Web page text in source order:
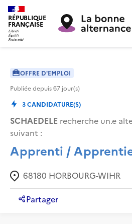
RÉPUBLIQUE
FRANÇAISE
OFFRE D'EMPLOI
Publiée depuis67 jour(s)
3CANDIDATURE(S)
SCHAEDELE recherche un.e
suivant :
Apprenti /
68180 HORBOURG-WIHR
Partager